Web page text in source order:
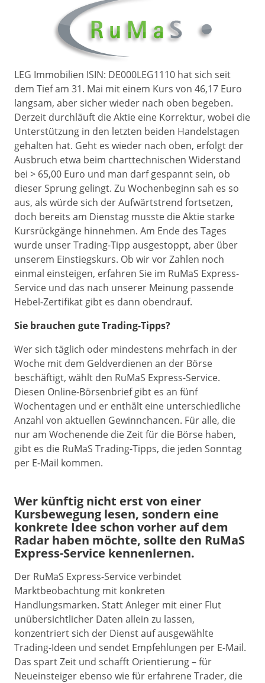
LEG Immobilien ISIN: DE000LEG1110 hat sich seit
dem Tief am 31. Mai mit einem Kurs von 46,17 Euro
langsam, aber sicher wieder nach oben begeben.
Derzeit durchläuft die Aktie eine Korrektur, wobei die
Unterstützung in den letzten beiden Handelstagen
gehalten hat. Geht es wieder nach oben, erfolgt der
Ausbruch etwa beim charttechnischen Widerstand
bei > 65,00 Euro und man darf gespannt sein, ob
dieser Sprung gelingt. Zu Wochenbeginn sah es so
aus, als würde sich der Aufwärtstrend fortsetzen,
doch bereits am Dienstag musste die Aktie starke
Kursrückgänge hinnehmen. Am Ende des Tages
wurde unser Trading-Tipp ausgestoppt, aber über
unserem Einstiegskurs. Ob wir vor Zahlen noch
einmal einsteigen, erfahren Sie im RuMaS Express-
Service und das nach unserer Meinung passende
Hebel-Zertifikat gibt es dann obendrauf.
Sie brauchen gute Trading-Tipps?
Wer sich täglich oder mindestens mehrfach in der
Woche mit dem Geldverdienen an der Börse
beschäftigt, wählt den RuMaS Express-Service.
Diesen Online-Börsenbrief gibt es an fünf
Wochentagen und er enthält eine unterschiedliche
Anzahl von aktuellen Gewinnchancen. Für alle, die
nur am Wochenende die Zeit für die Börse haben,
gibt es die RuMaS Trading-Tipps, die jeden Sonntag
per E-Mail kommen.
Wer künftig nicht erst von einer
Kursbewegung lesen, sondern eine
konkrete Idee schon vorher auf dem
Radar haben möchte, sollte den RuMaS
Express-Service kennenlernen.
Der RuMaS Express-Service verbindet
Marktbeobachtung mit konkreten
Handlungsmarken. Statt Anleger mit einer Flut
unübersichtlicher Daten allein zu lassen,
konzentriert sich der Dienst auf ausgewählte
Trading-Ideen und sendet Empfehlungen per E-Mail.
Das spart Zeit und schafft Orientierung – für
Neueinsteiger ebenso wie für erfahrene Trader, die